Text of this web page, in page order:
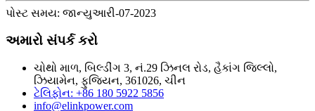
પોસ્ટ સમય: જાન્યુઆરી-07-2023
અમારો સંપર્ક કરો
ચોથો માળ, બિલ્ડીંગ 3, નં.29 ઝિનલ રોડ, હૈકાંગ જિલ્લો,
ઝિયામેન, ફુજિયન, 361026, ચીન
ટેલિફોન: +86 180 5922 5856
info@elinkpower.com